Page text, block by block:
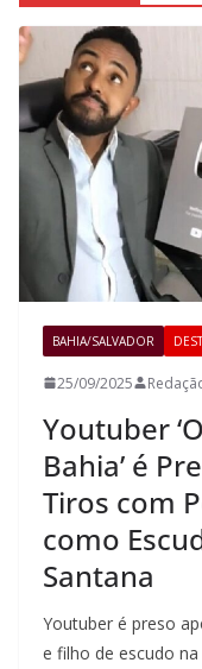
BAHIA/SALVADOR
25/09/2025
Youtuber
Bahia’ é
Tiros com
como
Santana
Youtuber é preso
e filho de escudo